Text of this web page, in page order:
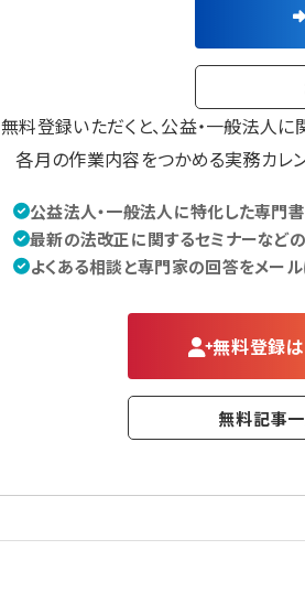
無料登録いただくと、公益・一般法人
各月の作業内容をつかめる実務カレ
公益法人・一般法人に特化した専門書
最新の法改正に関するセミナーなど
よくある相談と専門家の回答をメール
無料登録は
無料記事